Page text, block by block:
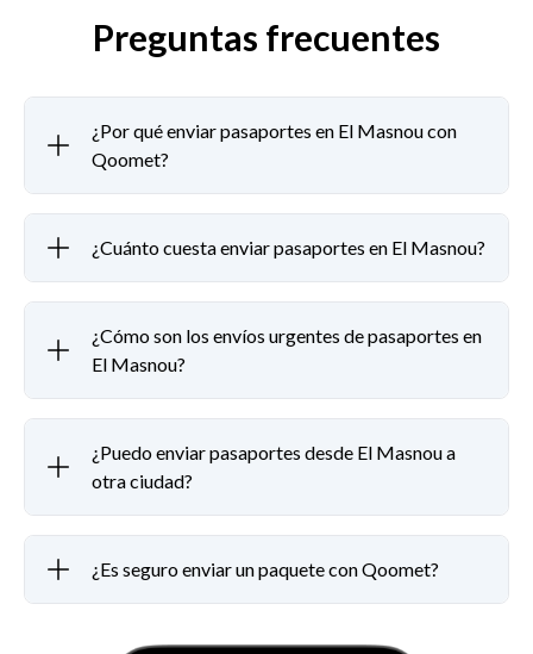
Preguntas frecuentes
¿Por qué enviar pasaportes en El Masnou con
Qoomet?
¿Cuánto cuesta enviar pasaportes en El Masnou?
¿Cómo son los envíos urgentes de pasaportes en
El Masnou?
¿Puedo enviar pasaportes desde El Masnou a
otra ciudad?
¿Es seguro enviar un paquete con Qoomet?